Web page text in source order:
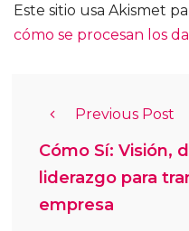
Este sitio usa Akismet
cómo se procesan los
Previous Post
Cómo Sí: Visión,
liderazgo para
empresa